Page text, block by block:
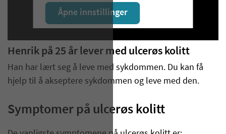
Åpne innstillinger
Henrik på 25 år lever med ulcerøs kolitt
Han har lært seg å leve med sykdommen. Du kan få
hjelp til å akseptere sykdommen og leve med den.
Symptomer på ulcerøs kolitt